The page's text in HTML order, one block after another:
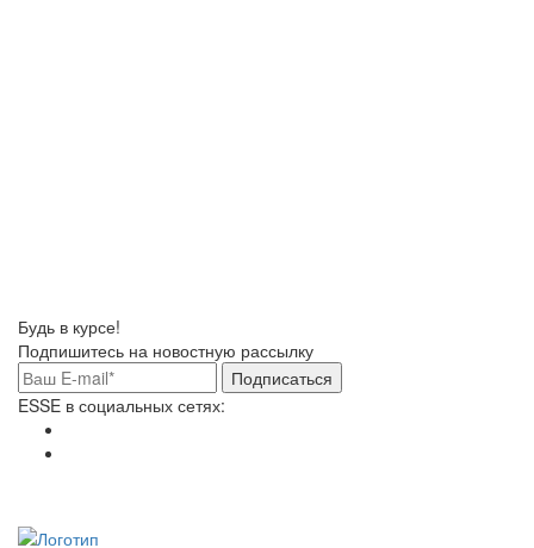
Будь в курсе!
Подпишитесь на новостную рассылку
Подписаться
ESSE в социальных сетях: